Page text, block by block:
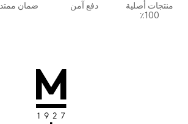
منتجات أصلية
100٪
دفع آمن ضمان ممتد